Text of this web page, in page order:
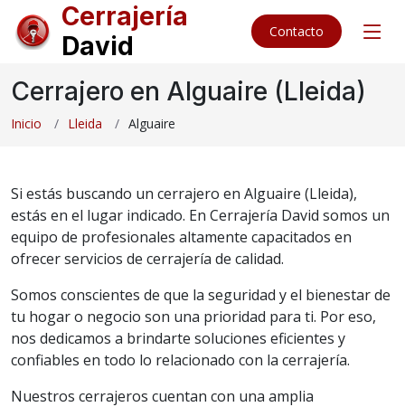
Cerrajería
David
Contacto
Cerrajero en Alguaire (Lleida)
Inicio Lleida Alguaire
Si estás buscando un cerrajero en Alguaire (Lleida),
estás en el lugar indicado. En Cerrajería David somos un
equipo de profesionales altamente capacitados en
ofrecer servicios de cerrajería de calidad.
Somos conscientes de que la seguridad y el bienestar de
tu hogar o negocio son una prioridad para ti. Por eso,
nos dedicamos a brindarte soluciones eficientes y
confiables en todo lo relacionado con la cerrajería.
Nuestros cerrajeros cuentan con una amplia